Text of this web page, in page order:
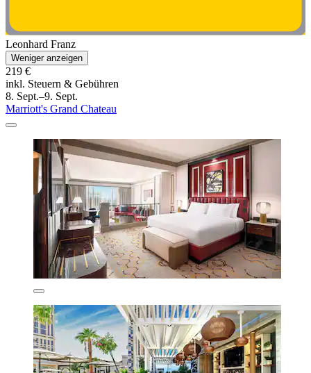
Leonhard Franz
Weniger anzeigen
219 €
inkl. Steuern & Gebühren
8. Sept.–9. Sept.
Marriott's Grand Chateau